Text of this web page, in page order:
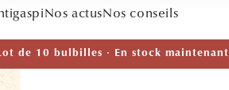
Nos actusNos conseils
de 10 bulbilles · En stock maintenant